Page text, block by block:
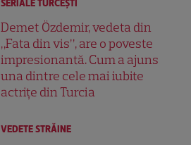
SERIALE TURCEŞTI
Demet Özdemir, vedeta din
„Fata din vis”, are o poveste
impresionantă. Cum a ajuns
una dintre cele mai iubite
actrițe din Turcia
VEDETE STRĂINE